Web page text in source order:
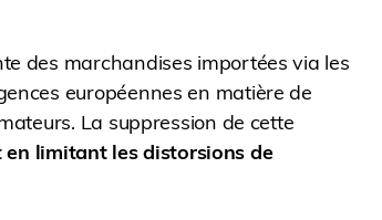
des marchandises importées via les
européennes en matière de
La suppression de cette
limitant les distorsions de